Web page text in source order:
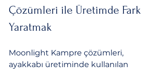
Çözümleri ile Üretimde Fark
Yaratmak
Moonlight Kampre çözümleri,
ayakkabı üretiminde kullanılan